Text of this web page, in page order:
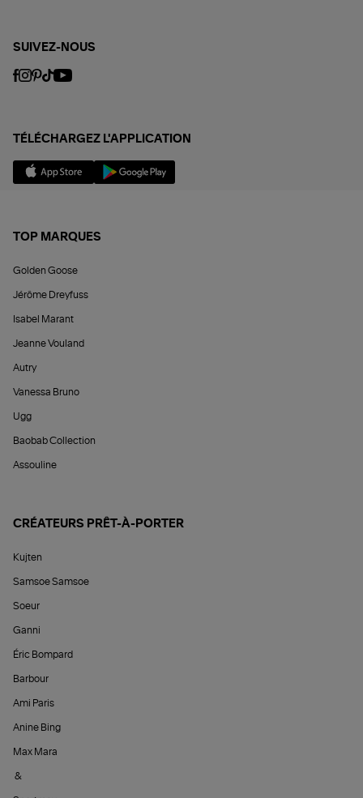
SUIVEZ-NOUS
TÉLÉCHARGEZ L'APPLICATION
TOP MARQUES
Golden Goose
Jérôme Dreyfuss
Isabel Marant
Jeanne Vouland
Autry
Vanessa Bruno
Ugg
Baobab Collection
Assouline
CRÉATEURS PRÊT-À-PORTER
Kujten
Samsoe Samsoe
Soeur
Ganni
Éric Bompard
Barbour
Ami Paris
Anine Bing
Max Mara
&